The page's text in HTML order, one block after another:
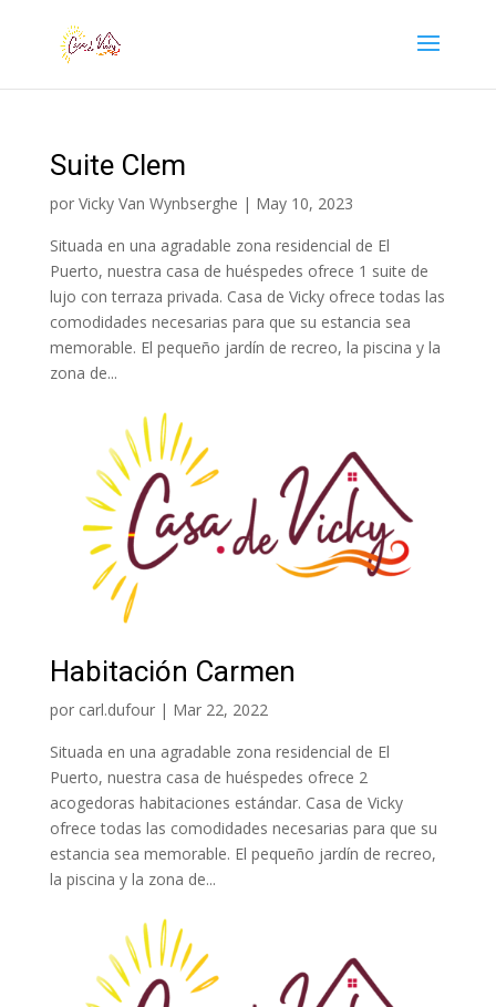
Suite Clem
por Vicky Van Wynbserghe | May 10, 2023
Situada en una agradable zona residencial de El
Puerto, nuestra casa de huéspedes ofrece 1 suite de
lujo con terraza privada. Casa de Vicky ofrece todas las
comodidades necesarias para que su estancia sea
memorable. El pequeño jardín de recreo, la piscina y la
zona de...
Habitación Carmen
por carl.dufour| Mar 22, 2022
Situada en una agradable zona residencial de El
Puerto, nuestra casa de huéspedes ofrece 2
acogedoras habitaciones estándar. Casa de Vicky
ofrece todas las comodidades necesarias para que su
estancia sea memorable. El pequeño jardín de recreo,
la piscina y la zona de...